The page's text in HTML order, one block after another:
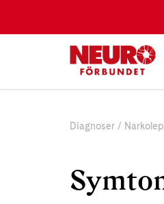
Diagnoser